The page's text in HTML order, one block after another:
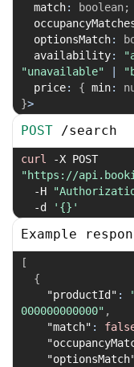
  match
: boolean;
  optionsMatch
:
  availability
:
"unavailable"
  price
: { min:
}>
POST /search
curl -X
"https://
-H
-d
'{}'
Example
[
{
"productId" :
000000000000" ,
"match" :